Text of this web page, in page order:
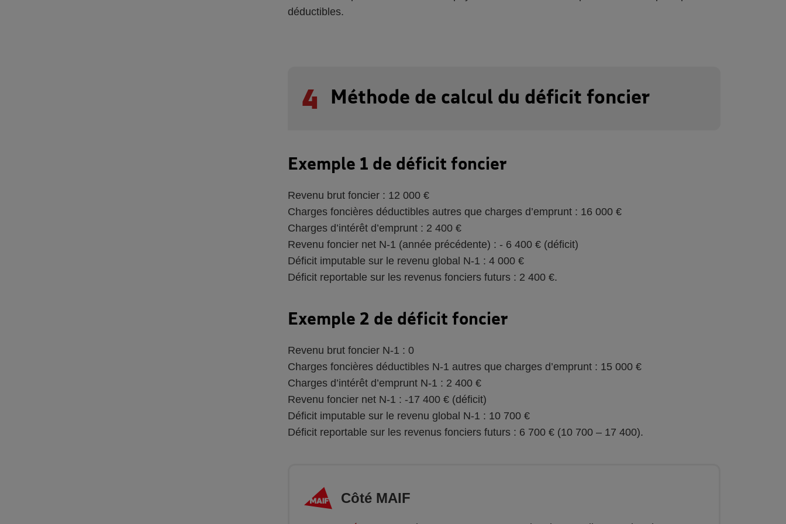
déductibles.
4 Méthode de calcul du déficit foncier
Exemple 1 de déficit foncier
Revenu brut foncier : 12 000 €
Charges foncières déductibles autres que charges d’emprunt : 16 000 €
Charges d’intérêt d’emprunt : 2 400 €
Revenu foncier net N-1 (année précédente) : - 6 400 € (déficit)
Déficit imputable sur le revenu global N-1 : 4 000 €
Déficit reportable sur les revenus fonciers futurs : 2 400 €.
Exemple 2 de déficit foncier
Revenu brut foncier N-1 : 0
Charges foncières déductibles N-1 autres que charges d’emprunt : 15 000 €
Charges d’intérêt d’emprunt N-1 : 2 400 €
Revenu foncier net N-1 : -17 400 € (déficit)
Déficit imputable sur le revenu global N-1 : 10 700 €
Déficit reportable sur les revenus fonciers futurs : 6 700 € (10 700 – 17 400).
Côté MAIF